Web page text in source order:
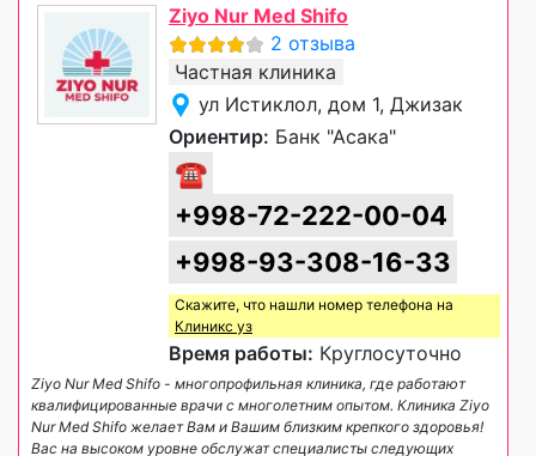
Ziyo Nur Med Shifo
2 отзыва
Частная клиника
ул Истиклол, дом 1, Джизак
Ориентир: Банк "Асака"
☎
+998-72-222-00-04
+998-93-308-16-33
Скажите, что нашли номер телефона на
Клиникс уз
Время работы: Круглосуточно
Ziyo Nur Med Shifo - многопрофильная клиника, где работают
квалифицированные врачи с многолетним опытом. Клиника Ziyo
Nur Med Shifo желает Вам и Вашим близким крепкого здоровья!
Вас на высоком уровне обслужат специалисты следующих